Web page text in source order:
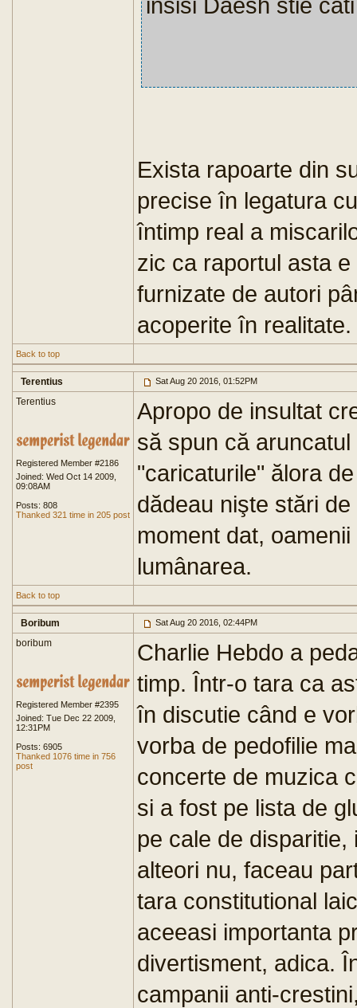
Exista rapoarte din
precise în legatura
întimp real a
zic ca raportul asta
furnizate de autori
acoperite în realitate.
Back to top
Terentius Sat Aug 20 2016, 01:52PM
Terentius
Registered Member #2186
Joined: Wed Oct 14 2009,
09:08AM
Posts: 808
Thanked 321 time in 205 post
Apropo de insultat
să spun că
"caricaturile" ălora
dădeau nişte stări
moment dat,
lumânarea.
Back to top
Boribum Sat Aug 20 2016, 02:44PM
boribum
Registered Member #2395
Joined: Tue Dec 22 2009,
12:31PM
Posts: 6905
Thanked 1076 time in 756
post
Charlie Hebdo a
timp. Într-o tara ca
în discutie când e
vorba de pedofilie
concerte de muzica
si a fost pe lista de
pe cale de
alteori nu, faceau
tara constitutional
aceeasi importanta
divertisment, adica.
campanii anti-